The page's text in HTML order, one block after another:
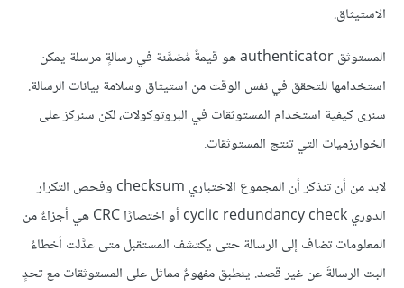
الاستيثاق.
المستوثق authenticator هو قيمةٌ مُضمَّنة في رسالةٍ مرسلة يمكن
استخدامها للتحقق في نفس الوقت من استيثاق وسلامة بيانات الرسالة.
سنرى كيفية استخدام المستوثقات في البروتوكولات، لكن سنركز على
الخوارزميات التي تنتج المستوثقات.
لابد من أن تنذكر أن المجموع الاختباري checksum وفحص التكرار
الدوري cyclic redundancy check أو اختصارًا CRC هي أجزاءٌ من
المعلومات تضاف إلى الرسالة حتى يكتشف المستقبل متى عدَّلت أخطاءُ
البت الرسالةَ عن غير قصد. ينطبق مفهومٌ مماثل على المستوثقات مع تحدٍ